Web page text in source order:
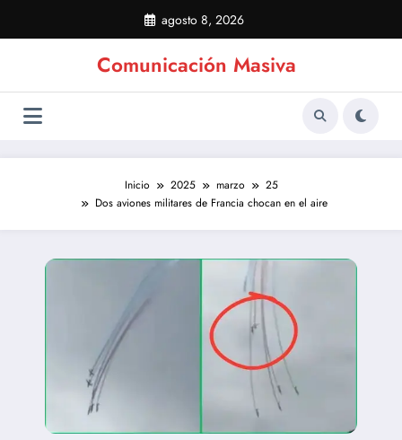
contenido
agosto 8, 2026
Comunicación Masiva
Inicio 2025 marzo
25
Dos aviones militares de Francia chocan en el aire